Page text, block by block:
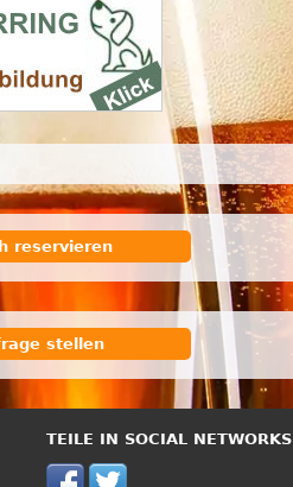
reservieren
stellen
TEILE IN SOCIAL NETWORKS